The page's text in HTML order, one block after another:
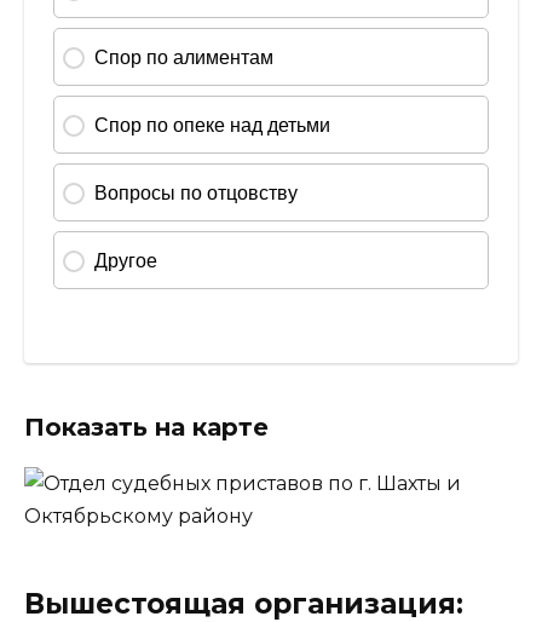
Показать на карте
Вышестоящая организация: